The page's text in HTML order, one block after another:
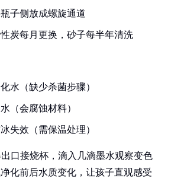
子侧放成螺旋通道
炭每月更换，砂子每半年清洗
水（缺少杀菌步骤）
（会腐蚀材料）
失效（需保温处理）
口接烧杯，滴入几滴墨水观察变色
化前后水质变化，让孩子直观感受